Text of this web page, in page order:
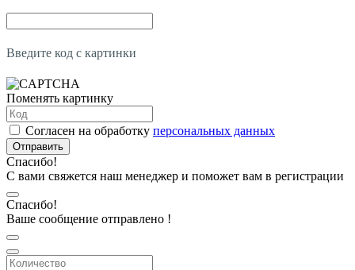
Введите код с картинки
Поменять картинку
Согласен на обработку персональных данных
Отправить
Спасибо!
С вами свяжется наш менеджер и поможет вам в регистрации
Спасибо!
Ваше сообщение отправлено !